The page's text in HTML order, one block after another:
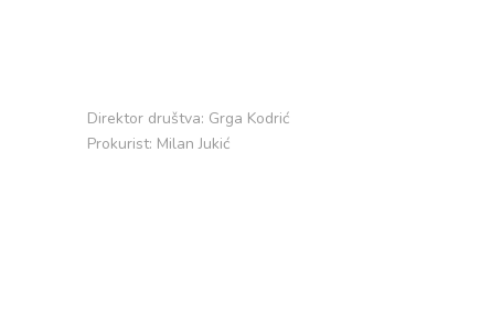
Direktor društva: Grga Kodrić
Prokurist: Milan Jukić